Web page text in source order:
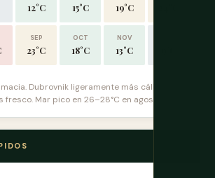
12°C 15°C 19°C
SEP
23°C
OCT
18°C
NOV
13°C
Dubrovnik ligeramente más cálido.
fresco. Mar pico en 26–28°C en agosto.